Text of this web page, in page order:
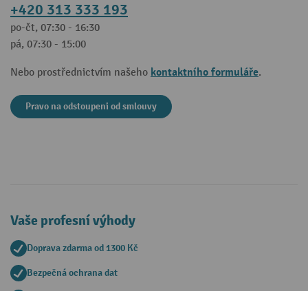
+420 313 333 193
po-čt, 07:30 - 16:30
pá, 07:30 - 15:00
Nebo prostřednictvím našeho kontaktního formuláře.
Pravo na odstoupeni od smlouvy
Vaše profesní výhody
Doprava zdarma od 1300 Kč
Bezpečná ochrana dat